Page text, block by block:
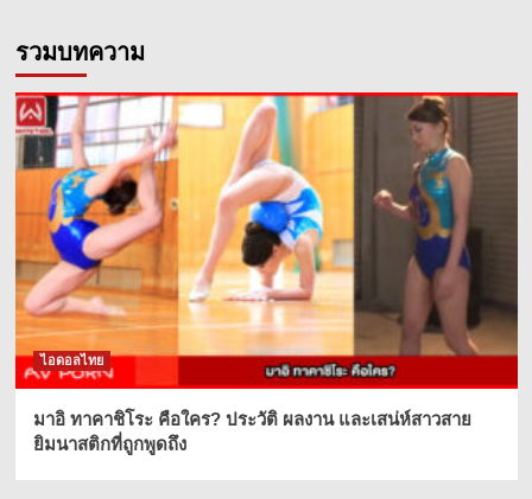
รวมบทความ
ไอดอลไทย
มาอิ ทาคาชิโระ คือใคร? ประวัติ ผลงาน และเสน่ห์สาวสาย
ยิมนาสติกที่ถูกพูดถึง